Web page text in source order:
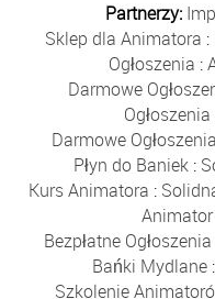
Partnerzy:
Sklep dla Animatora :
Ogłoszenia :
Darmowe
Ogłoszenia
Darmowe
Płyn do Baniek:
Kurs Animatora :
Bezpłatne
Bańki Mydlane:
Szkolenie